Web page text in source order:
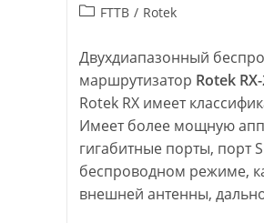
Рубрика
FTTB / Rotek
Двухдиапазонный
маршрутизатор Rotek
Rotek RX имеет
Имеет более мощную
гигабитные порты, порт
беспроводном режиме,
внешней антенны,